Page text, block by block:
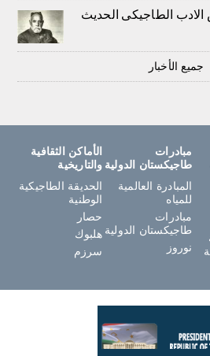
الطاجيكى الحديث
جميع الأخبار
مبادرات
طاجيكستان الدولية
المبادرة العالمية
للمياه
مبادرات
طاجيكستان الدولية
نوروز
الأماكن الثقافية
والتاريخية
الحديقة الطاجيكية
الوطنية
حصار
هلبوك
سرزم